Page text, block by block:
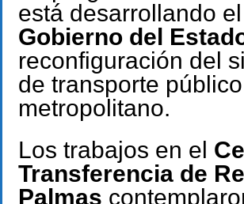
está desarrollando el
Gobierno del
reconfiguración del
de transporte público
metropolitano.
Los trabajos en el
Transferencia de
Palmas